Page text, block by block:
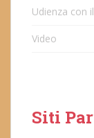
Udienza con
Video
Siti